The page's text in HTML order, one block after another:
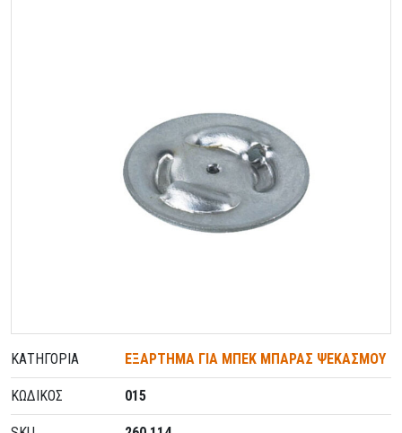
ΚΑΤΗΓΟΡΊΑ ΕΞΑΡΤΗΜΑ ΓΙΑ ΜΠΕΚ ΜΠΑΡΑΣ ΨΕΚΑΣΜΟΥ
ΚΩΔΙΚΌΣ 015